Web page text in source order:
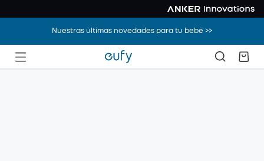
Nuestras últimas novedades para tu bebé >>